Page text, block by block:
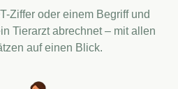
Ziffer oder einem Begriff und
Tierarzt abrechnet – mit allen
auf einen Blick.